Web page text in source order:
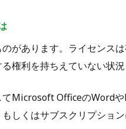
があります。ライセンス
権利を持ちえていない状況
てMicrosoft OfficeのWord
しくはサブスクリプショ